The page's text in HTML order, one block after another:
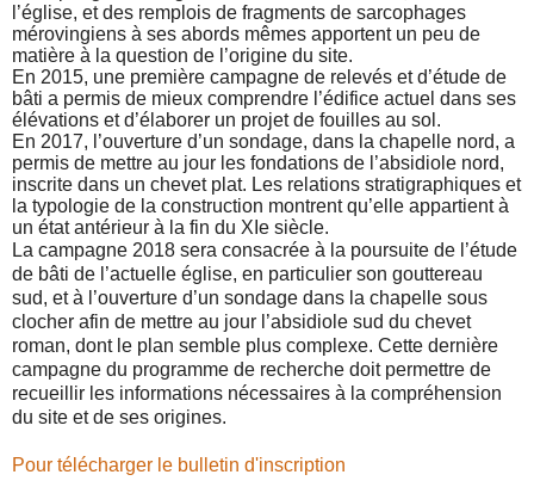
l’église, et des remplois de fragments de sarcophages
mérovingiens à ses abords mêmes apportent un peu de
matière à la question de l’origine du site.
En 2015, une première campagne de relevés et d’étude de
bâti a permis de mieux comprendre l’édifice actuel dans ses
élévations et d’élaborer un projet de fouilles au sol.
En 2017, l’ouverture d’un sondage, dans la chapelle nord, a
permis de mettre au jour les fondations de l’absidiole nord,
inscrite dans un chevet plat. Les relations stratigraphiques et
la typologie de la construction montrent qu’elle appartient à
un état antérieur à la fin du XIe siècle.
La campagne 2018 sera consacrée à la poursuite de l’étude
de bâti de l’actuelle église, en particulier son gouttereau
sud, et à l’ouverture d’un sondage dans la chapelle sous
clocher afin de mettre au jour l’absidiole sud du chevet
roman, dont le plan semble plus complexe. Cette dernière
campagne du programme de recherche doit permettre de
recueillir les informations nécessaires à la compréhension
du site et de ses origines.
Pour télécharger le bulletin d'inscription